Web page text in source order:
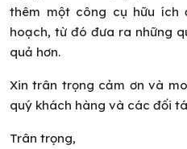
thêm một công cụ hữu
hoạch, từ đó đưa ra những
quả hơn.
Xin trân trọng cảm ơn và
quý khách hàng và các đối
Trân trọng,